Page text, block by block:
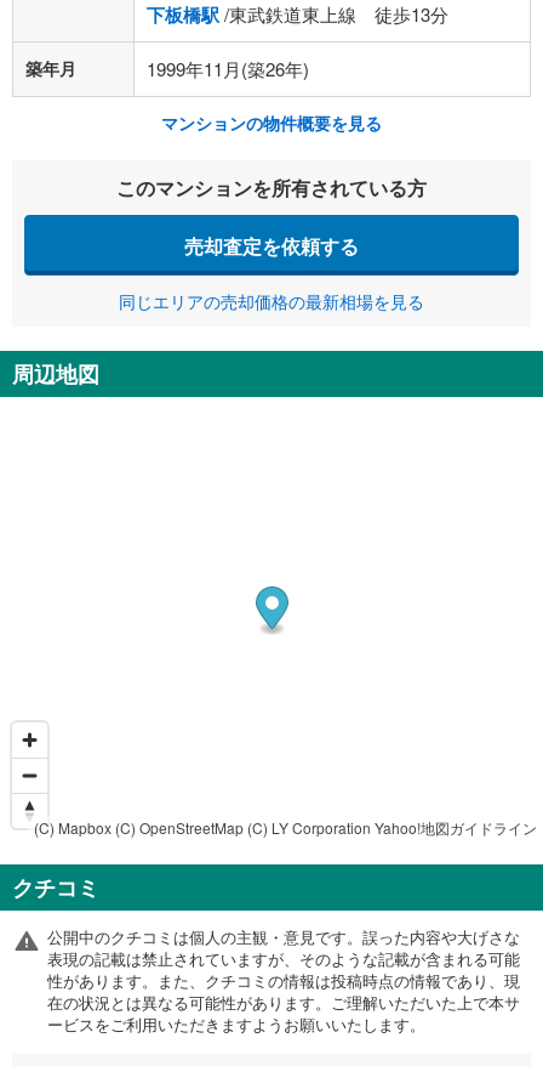
下板橋駅/東武鉄道東上線 徒歩13分
築年月 1999年11月(築26年)
マンションの物件概要を見る
このマンションを所有されている方
売却査定を依頼する
同じエリアの売却価格の最新相場を見る
周辺地図
(C) Mapbox (C) OpenStreetMap (C) LY Corporation Yahoo!地図ガイドライン
クチコミ
公開中のクチコミは個人の主観・意見です。誤った内容や大げさな
表現の記載は禁止されていますが、そのような記載が含まれる可能
性があります。また、クチコミの情報は投稿時点の情報であり、現
在の状況とは異なる可能性があります。ご理解いただいた上で本サ
ービスをご利用いただきますようお願いいたします。